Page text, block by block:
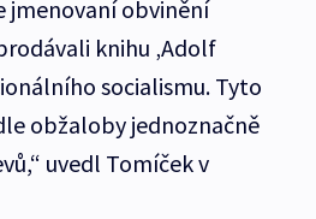
jmenovaní obvinění
knihu ‚Adolf
socialismu. Tyto
obžaloby jednoznačně
uvedl Tomíček v